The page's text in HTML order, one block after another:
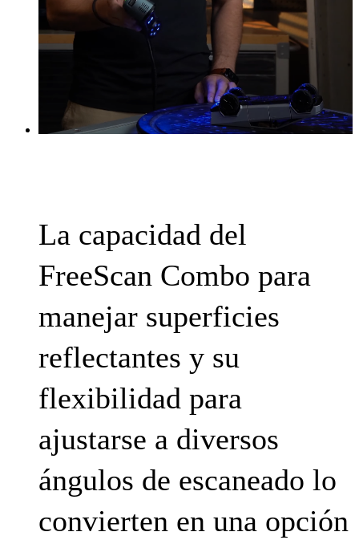
La capacidad del
FreeScan Combo para
manejar superficies
reflectantes y su
flexibilidad para
ajustarse a diversos
ángulos de escaneado lo
convierten en una opción